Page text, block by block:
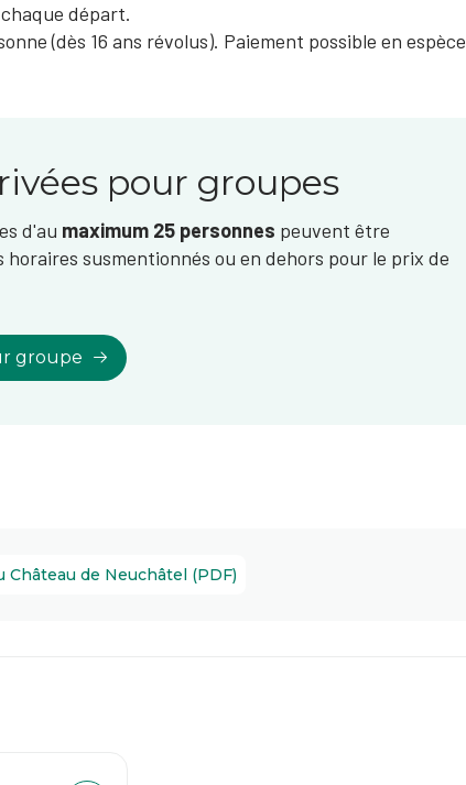
départ.
(dès 16 ans révolus). ​​Paiement possible en espèce
pour groupes
d'au maximum 25 personnes peuvent être
susmentionnés ou en dehors pour le prix de
groupe
de Neuchâtel (PDF)